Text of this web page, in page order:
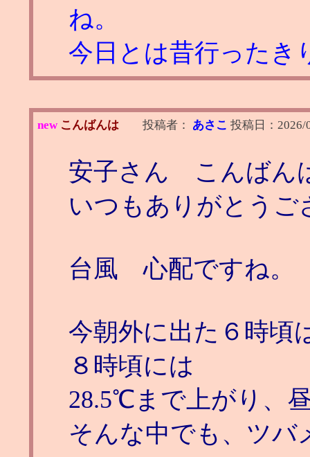
ね。
今日とは昔行ったき
new こんばんは 投稿者： あさこ 投稿日： 2026/
安子さん こんばん
いつもありがとうご
台風 心配ですね。
今朝外に出た６時頃
８時頃には
28.5℃まで上がり、
そんな中でも、ツバ